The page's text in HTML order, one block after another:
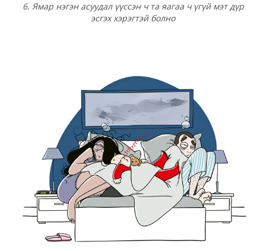
6. Ямар нэгэн асуудал үүссэн ч та яагаа ч үгүй мэт дүр
эсгэх хэрэгтэй болно